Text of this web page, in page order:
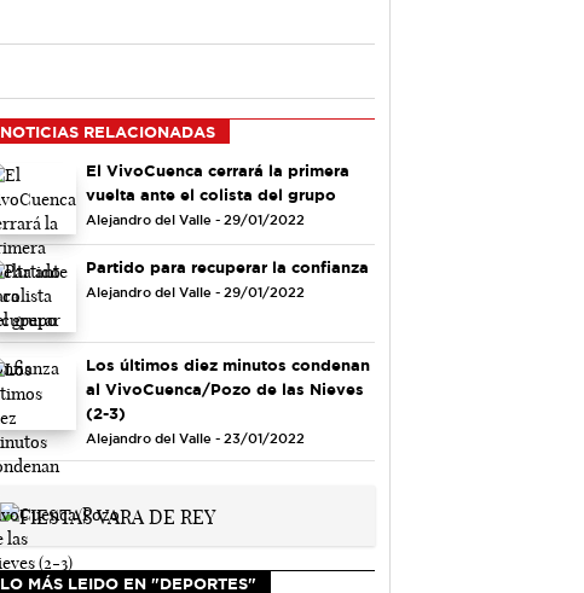
NOTICIAS RELACIONADAS
El VivoCuenca cerrará la primera
vuelta ante el colista del grupo
Alejandro del Valle - 29/01/2022
Partido para recuperar la confianza
Alejandro del Valle - 29/01/2022
Los últimos diez minutos condenan
al VivoCuenca/Pozo de las Nieves
(2-3)
Alejandro del Valle - 23/01/2022
LO MÁS LEIDO EN "DEPORTES"